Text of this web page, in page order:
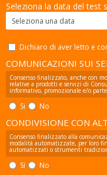
Seleziona la data del test
Dichiaro di aver letto e
COMUNICAZIONI SUI
Consenso finalizzato, anche con
relative a prodotti e servizi di
informativo, promozionale e/o
Si No
CONDIVISIONE CON
Consenso finalizzato alla
modalità automatizzate, per loro
automatizzati o strumenti
Si No